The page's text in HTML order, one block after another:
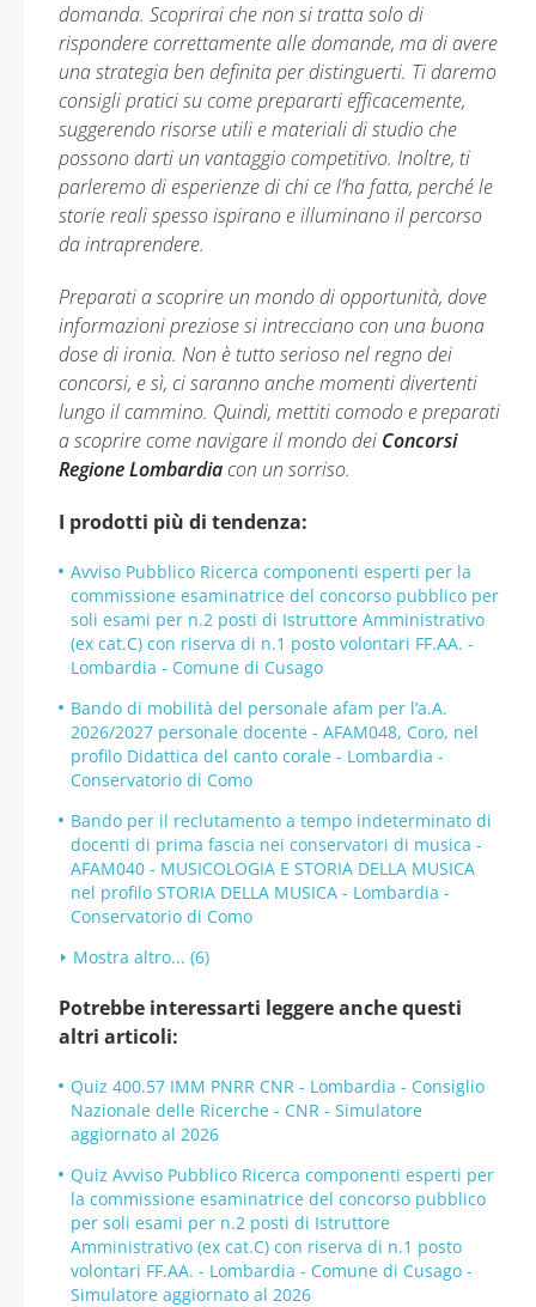
domanda. Scoprirai che non si tratta solo di
rispondere correttamente alle domande, ma di avere
una strategia ben definita per distinguerti. Ti daremo
consigli pratici su come prepararti efficacemente,
suggerendo risorse utili e materiali di studio che
possono darti un vantaggio competitivo. Inoltre, ti
parleremo di esperienze di chi ce l’ha fatta, perché le
storie reali spesso ispirano e illuminano il percorso
da intraprendere.
Preparati a scoprire un mondo di opportunità, dove
informazioni preziose si intrecciano con una buona
dose di ironia. Non è tutto serioso nel regno dei
concorsi, e sì, ci saranno anche momenti divertenti
lungo il cammino. Quindi, mettiti comodo e preparati
a scoprire come navigare il mondo dei Concorsi
Regione Lombardiacon un sorriso.
I prodotti più di tendenza:
Avviso Pubblico Ricerca componenti esperti per la
commissione esaminatrice del concorso pubblico per
soli esami per n.2 posti di Istruttore Amministrativo
(ex cat.C) con riserva di n.1 posto volontari FF.AA. -
Lombardia - Comune di Cusago
Bando di mobilità del personale afam per l’a.A.
2026/2027 personale docente - AFAM048, Coro, nel
profilo Didattica del canto corale - Lombardia -
Conservatorio di Como
Bando per il reclutamento a tempo indeterminato di
docenti di prima fascia nei conservatori di musica -
AFAM040 - MUSICOLOGIA E STORIA DELLA MUSICA
nel profilo STORIA DELLA MUSICA - Lombardia -
Conservatorio di Como
Mostra altro... (6)
Potrebbe interessarti leggere anche questi
altri articoli:
Quiz 400.57 IMM PNRR CNR - Lombardia - Consiglio
Nazionale delle Ricerche - CNR - Simulatore
aggiornato al 2026
Quiz Avviso Pubblico Ricerca componenti esperti per
la commissione esaminatrice del concorso pubblico
per soli esami per n.2 posti di Istruttore
Amministrativo (ex cat.C) con riserva di n.1 posto
volontari FF.AA. - Lombardia - Comune di Cusago -
Simulatore aggiornato al 2026